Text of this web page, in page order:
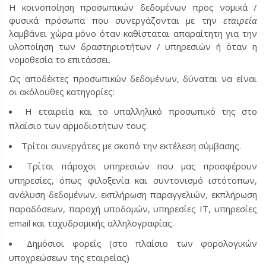
Η κοινοποίηση προσωπικών δεδομένων προς νομικά /
φυσικά πρόσωπα που συνεργάζονται με την εταιρεία
λαμβάνει χώρα μόνο όταν καθίσταται απαραίτητη για την
υλοποίηση των δραστηριοτήτων / υπηρεσιών ή όταν η
νομοθεσία το επιτάσσει.
Ως αποδέκτες προσωπικών δεδομένων, δύναται να είναι
οι ακόλουθες κατηγορίες:
Η εταιρεία και το υπαλληλικό προσωπικό της στο
πλαίσιο των αρμοδιοτήτων τους.
Τρίτοι συνεργάτες με σκοπό την εκτέλεση σύμβασης.
Τρίτοι πάροχοι υπηρεσιών που μας προσφέρουν
υπηρεσίες, όπως φιλοξενία και συντονισμό ιστότοπων,
ανάλυση δεδομένων, εκπλήρωση παραγγελιών, εκπλήρωση
παραδόσεων, παροχή υποδομών, υπηρεσίες ΙΤ, υπηρεσίες
email και ταχυδρομικής αλληλογραφίας.
Δημόσιοι φορείς (στο πλαίσιο των φορολογικών
υποχρεώσεων της εταιρείας)